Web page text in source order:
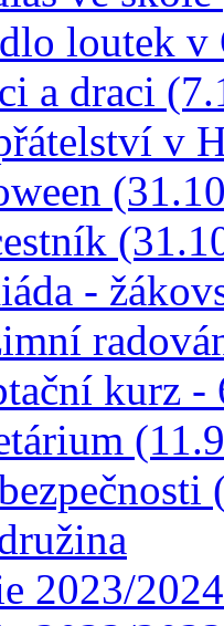
loutek v
a draci
v
-
kurz -
2023/2024